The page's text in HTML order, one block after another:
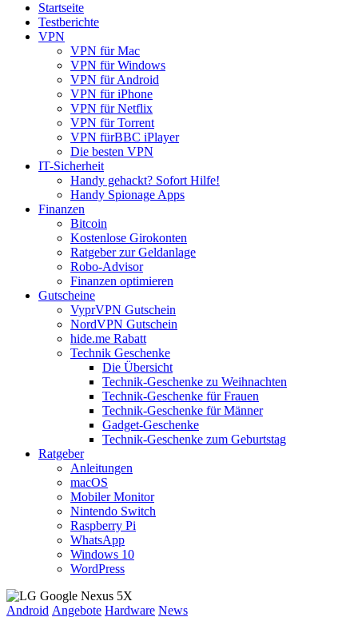
Startseite
Testberichte
VPN
VPN für Mac
VPN für Windows
VPN für Android
VPN für iPhone
VPN für Netflix
VPN für Torrent
VPN fürBBC iPlayer
Die besten VPN
IT-Sicherheit
Handy gehackt? Sofort Hilfe!
Handy Spionage Apps
Finanzen
Bitcoin
Kostenlose Girokonten
Ratgeber zur Geldanlage
Robo-Advisor
Finanzen optimieren
Gutscheine
VyprVPN Gutschein
NordVPN Gutschein
hide.me Rabatt
Technik Geschenke
Die Übersicht
Technik-Geschenke zu Weihnachten
Technik-Geschenke für Frauen
Technik-Geschenke für Männer
Gadget-Geschenke
Technik-Geschenke zum Geburtstag
Ratgeber
Anleitungen
macOS
Mobiler Monitor
Nintendo Switch
Raspberry Pi
WhatsApp
Windows 10
WordPress
Android Angebote Hardware News